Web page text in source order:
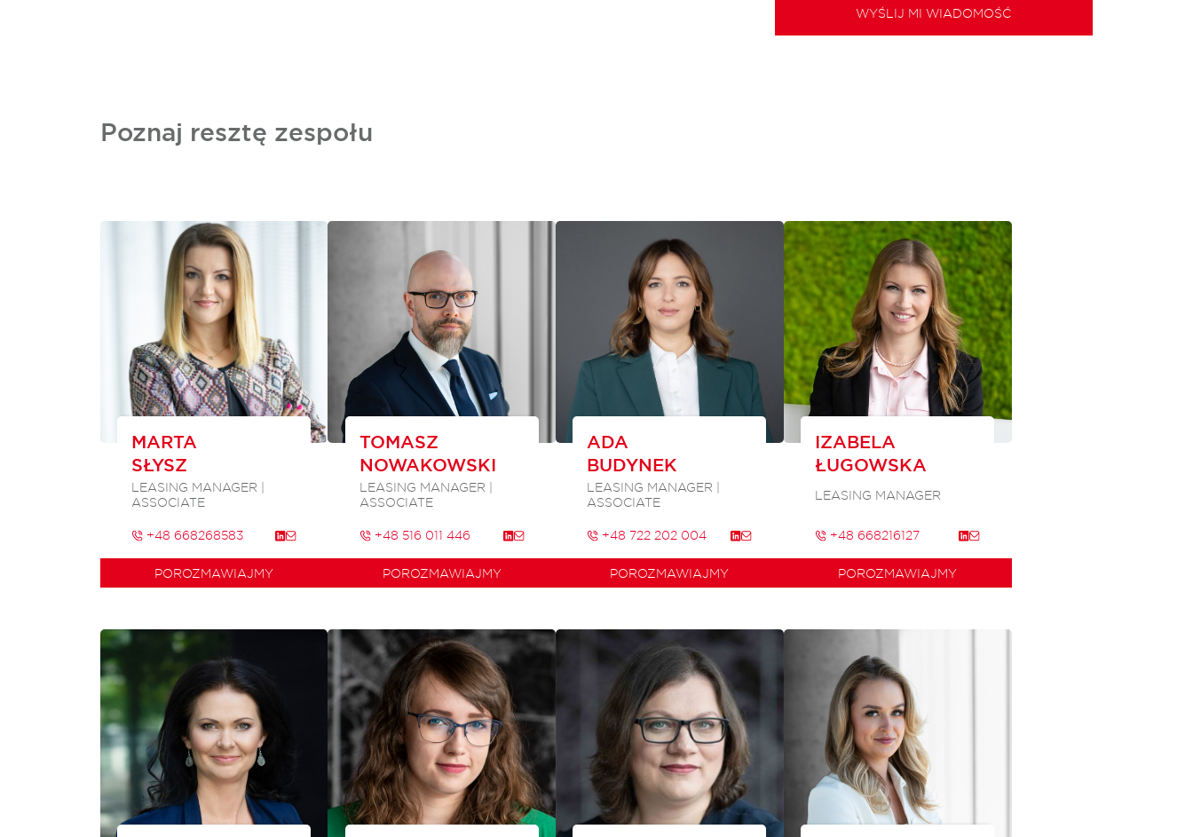
WYŚLIJ MI WIADOMOŚĆ
Poznaj resztę zespołu
MARTA
SŁYSZ
LEASING MANAGER |
ASSOCIATE
+48 668268583
POROZMAWIAJMY
TOMASZ
NOWAKOWSKI
LEASING MANAGER |
ASSOCIATE
+48 516 011 446
POROZMAWIAJMY
ADA
BUDYNEK
LEASING MANAGER |
ASSOCIATE
+48 722 202 004
POROZMAWIAJMY
IZABELA
ŁUGOWSKA
LEASING MANAGER
+48 668216127
POROZMAWIAJMY